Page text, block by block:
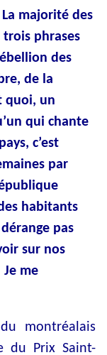
majorité des
phrases
des
de la
quoi, un
qui chante
c’est
par
habitants
pas
sur nos
me
montréalais
du Prix Saint-